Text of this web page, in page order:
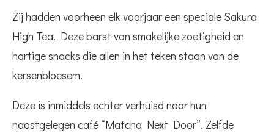
Zij hadden voorheen elk voorjaar een speciale Sakura
High Tea. Deze barst van smakelijke zoetigheid en
hartige snacks die allen in het teken staan van de
kersenbloesem.
Deze is inmiddels echter verhuisd naar hun
naastgelegen café “Matcha Next Door”. Zelfde